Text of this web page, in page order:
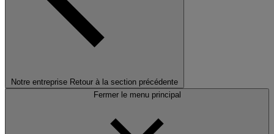
Notre entreprise Retour à la section précédente
Fermer le menu principal